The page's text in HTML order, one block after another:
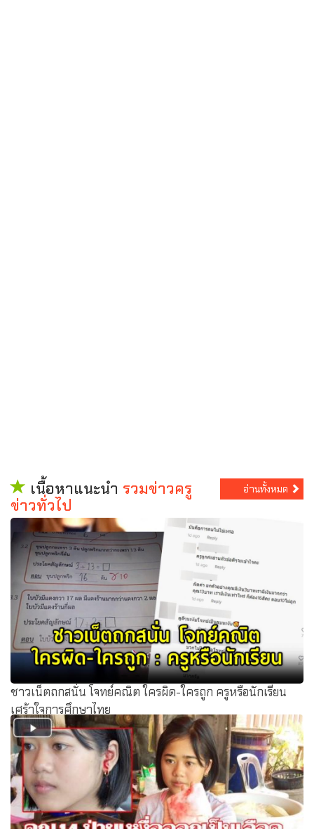
เนื้อหาแนะนำ รวมข่าวครู
ข่าวทั่วไป
อ่านทั้งหมด
ชาวเน็ตถกสนั่น โจทย์คณิต ใครผิด-ใครถูก ครูหรือนักเรียน
เศร้าใจการศึกษาไทย